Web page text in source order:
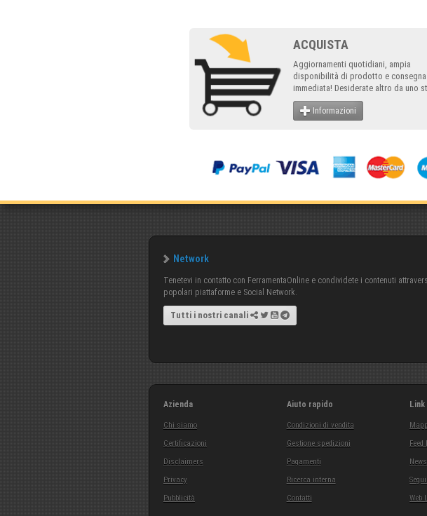
ACQUISTA
Aggiornamenti quotidiani, ampia
disponibilità di prodotto e consegna
immediata! Desiderate altro da uno
Informazioni
Network
Tenetevi in contatto con FerramentaOnline e condividete i contenuti
popolari piattaforme e Social Network.
Tutti i nostri canali
Azienda
Chi siamo
Certificazioni
Disclaimers
Privacy
Pubblicità
Aiuto rapido
Condizioni di vendita
Gestione spedizioni
Pagamenti
Ricerca interna
Contatti
Feed
Web